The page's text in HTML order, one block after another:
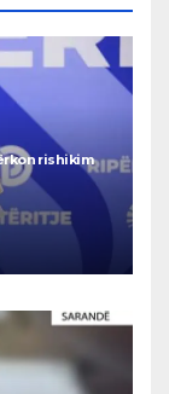
rishikim